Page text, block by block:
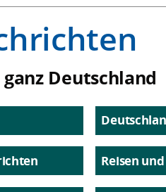
ganz Deutschland
Reisen